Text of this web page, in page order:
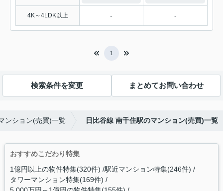
4K～4LDK以上 - -
1
検索条件を変更 まとめてお問い合わせ
ンション(売買)一覧 日比谷線 南千住駅のマンション(売買)一覧
おすすめこだわり特集
1億円以上の物件特集(320件) 駅近マンション特集(246件)
タワーマンション特集(169件)